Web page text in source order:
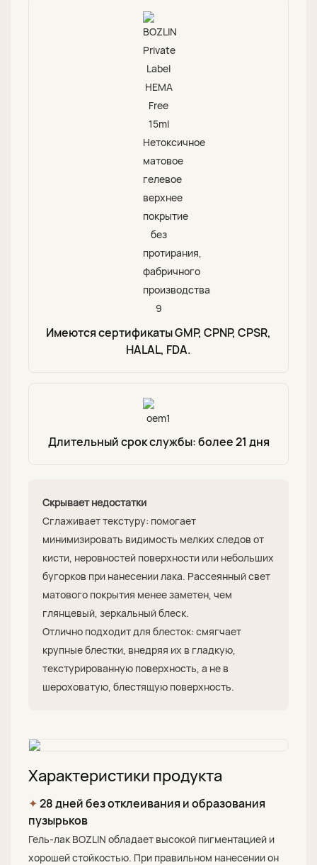
Имеются сертификаты GMP, CPNP, CPSR,
HALAL, FDA.
Длительный срок службы: более 21 дня
Скрывает недостатки
Сглаживает текстуру: помогает
минимизировать видимость мелких следов от
кисти, неровностей поверхности или небольших
бугорков при нанесении лака. Рассеянный свет
матового покрытия менее заметен, чем
глянцевый, зеркальный блеск.
Отлично подходит для блесток: смягчает
крупные блестки, внедряя их в гладкую,
текстурированную поверхность, а не в
шероховатую, блестящую поверхность.
Характеристики продукта
✦28 дней без отклеивания и образования
пузырьков
Гель-лак BOZLIN обладает высокой пигментацией и
хорошей стойкостью. При правильном нанесении он